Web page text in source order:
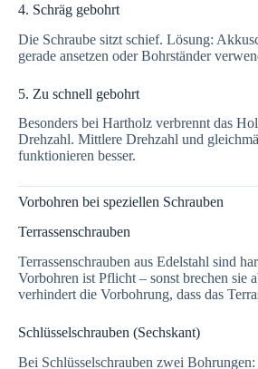
4. Schräg gebohrt
Die Schraube sitzt schief. Lösung:
gerade ansetzen oder Bohrständer
5. Zu schnell gebohrt
Besonders bei Hartholz verbrennt das
Drehzahl. Mittlere Drehzahl und
funktionieren besser.
Vorbohren bei speziellen Schrauben
Terrassenschrauben
Terrassenschrauben aus Edelstahl sind
Vorbohren ist Pflicht – sonst brechen sie
verhindert die Vorbohrung, dass das
Schlüsselschrauben (Sechskant)
Bei Schlüsselschrauben zwei